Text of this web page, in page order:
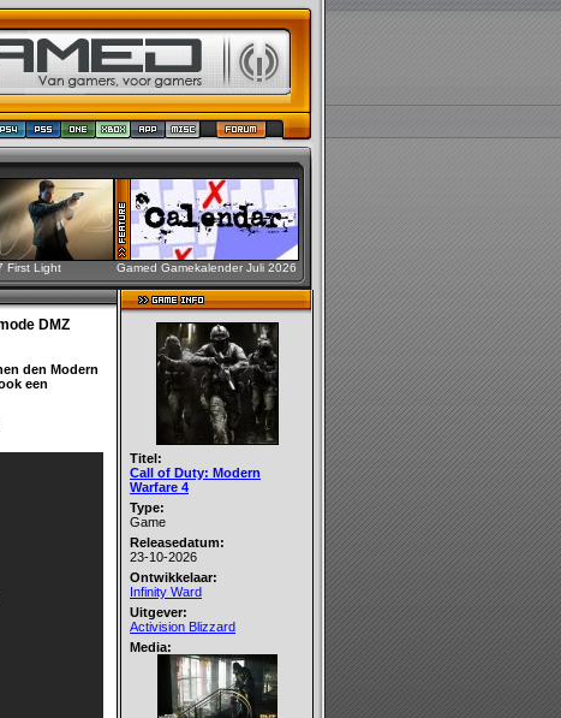
First Light Gamed Gamekalender Juli 2026
DMZ
den Modern
een
Titel:
Call of Duty: Modern
Warfare 4
Type:
Game
Releasedatum:
23-10-2026
Ontwikkelaar:
Infinity Ward
Uitgever:
Activision Blizzard
Media: